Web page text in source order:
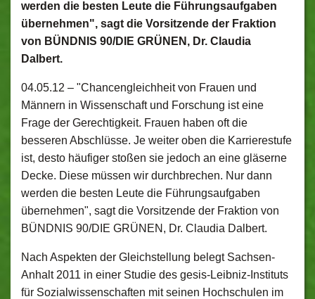
werden die besten Leute die Führungsaufgaben
übernehmen", sagt die Vorsitzende der Fraktion
von BÜNDNIS 90/DIE GRÜNEN, Dr. Claudia
Dalbert.
04.05.12 – "Chancengleichheit von Frauen und
Männern in Wissenschaft und Forschung ist eine
Frage der Gerechtigkeit. Frauen haben oft die
besseren Abschlüsse. Je weiter oben die Karrierestufe
ist, desto häufiger stoßen sie jedoch an eine gläserne
Decke. Diese müssen wir durchbrechen. Nur dann
werden die besten Leute die Führungsaufgaben
übernehmen", sagt die Vorsitzende der Fraktion von
BÜNDNIS 90/DIE GRÜNEN, Dr. Claudia Dalbert.
Nach Aspekten der Gleichstellung belegt Sachsen-
Anhalt 2011 in einer Studie des gesis-Leibniz-Instituts
für Sozialwissenschaften mit seinen Hochschulen im